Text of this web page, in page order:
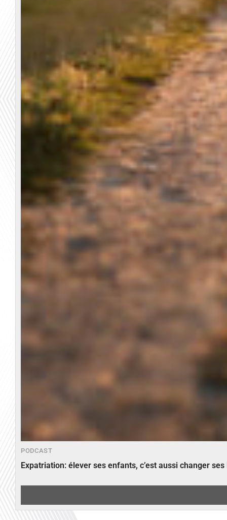
PODCAST
Expatriation: élever ses enfants, c’est aussi changer